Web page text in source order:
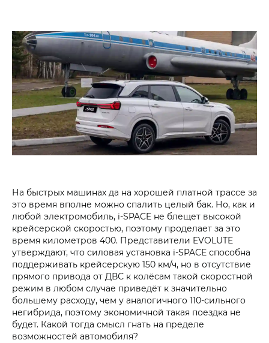
На быстрых машинах да на хорошей платной трассе за
это время вполне можно спалить целый бак. Но, как и
любой электромобиль, i‑SPACE не блещет высокой
крейсерской скоростью, поэтому проделает за это
время километров 400. Представители EVOLUTE
утверждают, что силовая установка i‑SPACE способна
поддерживать крейсерскую 150 км/ч, но в отсутствие
прямого привода от ДВС к колёсам такой скоростной
режим в любом случае приведёт к значительно
большему расходу, чем у аналогичного 110-сильного
негибрида, поэтому экономичной такая поездка не
будет. Какой тогда смысл гнать на пределе
возможностей автомобиля?